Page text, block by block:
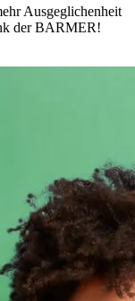
Ausgeglichenheit
der BARMER!